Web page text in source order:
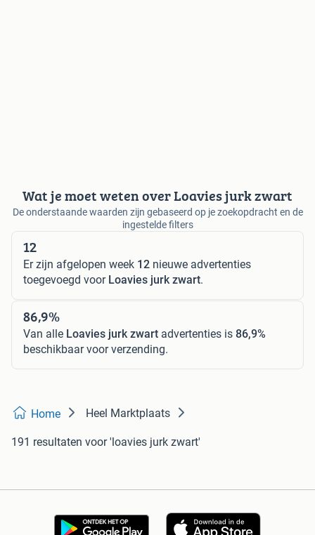
Wat je moet weten over Loavies jurk zwart
De onderstaande waarden zijn gebaseerd op je zoekopdracht en de
ingestelde filters
12
Er zijn afgelopen week 12 nieuwe advertenties
toegevoegd voor Loavies jurk zwart.
86,9%
Van alle Loavies jurk zwart advertenties is 86,9%
beschikbaar voor verzending.
Home Heel Marktplaats
191 resultaten voor 'loavies jurk zwart'